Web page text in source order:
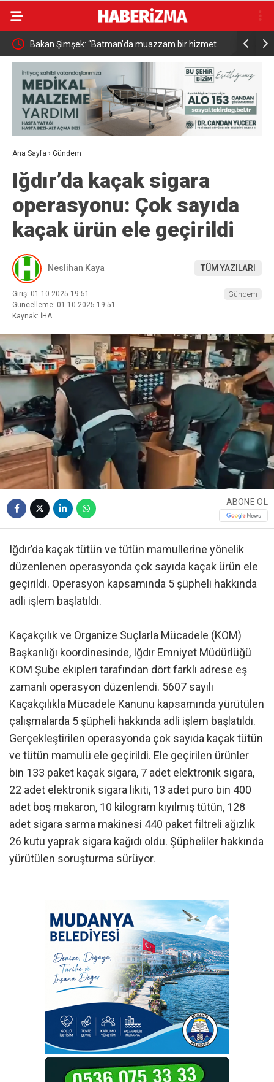
Bakan Şimşek: “Batman’da muazzam bir hizmet
fırtınası var”
Resul
Ana Sayfa › Gündem
Iğdır’da kaçak sigara
operasyonu: Çok sayıda
kaçak ürün ele geçirildi
Neslihan Kaya TÜM YAZILARI
Giriş: 01-10-2025 19:51
Güncelleme: 01-10-2025 19:51
Kaynak: İHA
Gündem
ABONE OL
Iğdır’da kaçak tütün ve tütün mamullerine yönelik
düzenlenen operasyonda çok sayıda kaçak ürün ele
geçirildi. Operasyon kapsamında 5 şüpheli hakkında
adli işlem başlatıldı.
Kaçakçılık ve Organize Suçlarla Mücadele (KOM)
Başkanlığı koordinesinde, Iğdır Emniyet Müdürlüğü
KOM Şube ekipleri tarafından dört farklı adrese eş
zamanlı operasyon düzenlendi. 5607 sayılı
Kaçakçılıkla Mücadele Kanunu kapsamında yürütülen
çalışmalarda 5 şüpheli hakkında adli işlem başlatıldı.
Gerçekleştirilen operasyonda çok sayıda kaçak tütün
ve tütün mamulü ele geçirildi. Ele geçirilen ürünler
bin 133 paket kaçak sigara, 7 adet elektronik sigara,
22 adet elektronik sigara likiti, 13 adet puro bin 400
adet boş makaron, 10 kilogram kıyılmış tütün, 128
adet sigara sarma makinesi 440 paket filtreli ağızlık
26 kutu yaprak sigara kağıdı oldu. Şüpheliler hakkında
yürütülen soruşturma sürüyor.